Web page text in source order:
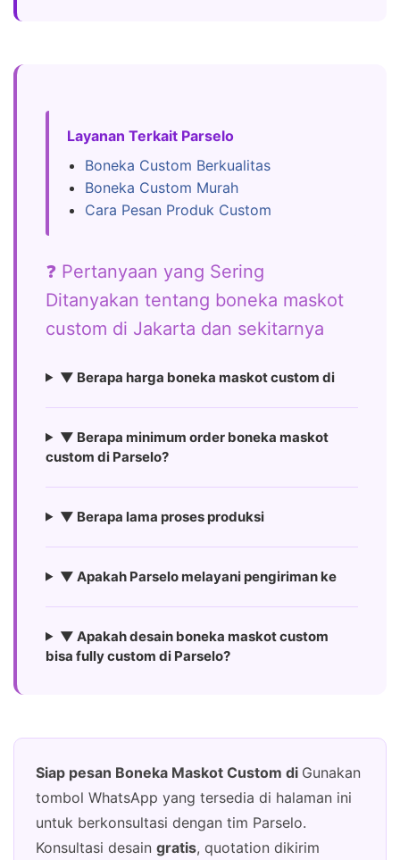
Layanan Terkait Parselo
Boneka Custom Berkualitas
Boneka Custom Murah
Cara Pesan Produk Custom
❓ Pertanyaan yang Sering
Ditanyakan tentang boneka maskot
custom di Jakarta dan sekitarnya
▼ Berapa harga boneka maskot custom di
▼ Berapa minimum order boneka maskot
custom di Parselo?
▼ Berapa lama proses produksi
▼ Apakah Parselo melayani pengiriman ke
▼ Apakah desain boneka maskot custom
bisa fully custom di Parselo?
Siap pesan Boneka Maskot Custom di Gunakan
tombol WhatsApp yang tersedia di halaman ini
untuk berkonsultasi dengan tim Parselo.
Konsultasi desain gratis, quotation dikirim